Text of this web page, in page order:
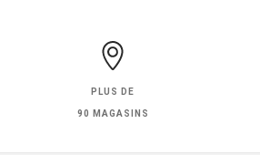
PLUS DE
90 MAGASINS